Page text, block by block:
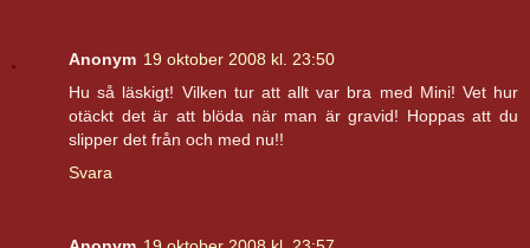
Anonym 19 oktober 2008 kl. 23:50
Hu så läskigt! Vilken tur att allt var bra med Mini! Vet hur
otäckt det är att blöda när man är gravid! Hoppas att du
slipper det från och med nu!!
Svara